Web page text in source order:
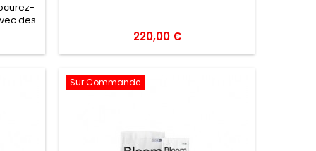
des
·
avec
les
·
220,00 €
Sur Commande